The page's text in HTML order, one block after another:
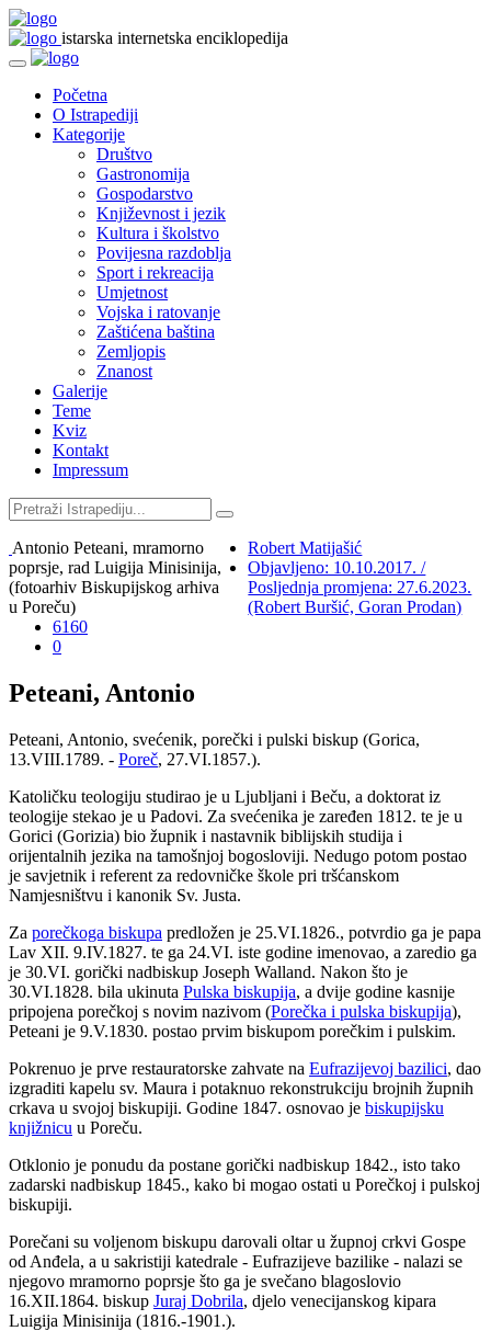
istarska internetska enciklopedija
Početna
O Istrapediji
Kategorije
Društvo
Gastronomija
Gospodarstvo
Književnost i jezik
Kultura i školstvo
Povijesna razdoblja
Sport i rekreacija
Umjetnost
Vojska i ratovanje
Zaštićena baština
Zemljopis
Znanost
Galerije
Teme
Kviz
Kontakt
Impressum
Antonio Peteani, mramorno
poprsje, rad Luigija Minisinija,
(fotoarhiv Biskupijskog arhiva
u Poreču)
Robert Matijašić
Objavljeno: 10.10.2017. /
Posljednja promjena: 27.6.2023.
(Robert Buršić, Goran Prodan)
6160
0
Peteani, Antonio
Peteani, Antonio, svećenik, porečki i pulski biskup (Gorica,
13.VIII.1789. - Poreč, 27.VI.1857.).
Katoličku teologiju studirao je u Ljubljani i Beču, a doktorat iz
teologije stekao je u Padovi. Za svećenika je zaređen 1812. te je u
Gorici (Gorizia) bio župnik i nastavnik biblijskih studija i
orijentalnih jezika na tamošnjoj bogosloviji. Nedugo potom postao
je savjetnik i referent za redovničke škole pri tršćanskom
Namjesništvu i kanonik Sv. Justa.
Za porečkoga biskupa predložen je 25.VI.1826., potvrdio ga je papa
Lav XII. 9.IV.1827. te ga 24.VI. iste godine imenovao, a zaredio ga
je 30.VI. gorički nadbiskup Joseph Walland. Nakon što je
30.VI.1828. bila ukinuta Pulska biskupija, a dvije godine kasnije
pripojena porečkoj s novim nazivom (Porečka i pulska biskupija),
Peteani je 9.V.1830. postao prvim biskupom porečkim i pulskim.
Pokrenuo je prve restauratorske zahvate na Eufrazijevoj bazilici, dao
izgraditi kapelu sv. Maura i potaknuo rekonstrukciju brojnih župnih
crkava u svojoj biskupiji. Godine 1847. osnovao je biskupijsku
knjižnicu u Poreču.
Otklonio je ponudu da postane gorički nadbiskup 1842., isto tako
zadarski nadbiskup 1845., kako bi mogao ostati u Porečkoj i pulskoj
biskupiji.
Porečani su voljenom biskupu darovali oltar u župnoj crkvi Gospe
od Anđela, a u sakristiji katedrale - Eufrazijeve bazilike - nalazi se
njegovo mramorno poprsje što ga je svečano blagoslovio
16.XII.1864. biskup Juraj Dobrila, djelo venecijanskog kipara
Luigija Minisinija (1816.-1901.).